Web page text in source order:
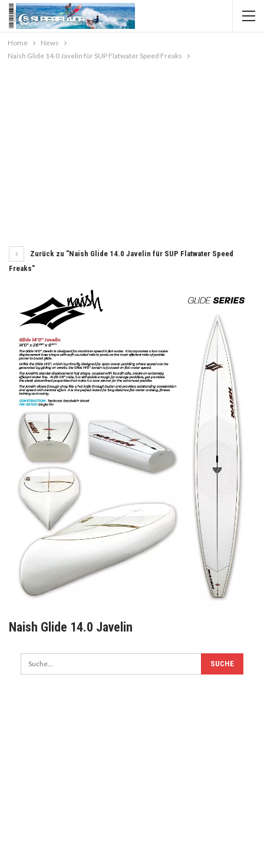
Home
News
Naish Glide 14.0 Javelin für SUP Flatwater Speed Freaks
Zurück zu "Naish Glide 14.0 Javelin für SUP Flatwater Speed
Freaks"
Naish Glide 14.0 Javelin